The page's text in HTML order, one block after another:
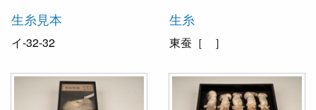
生糸見本
イ-32-32
生糸
東蚕［ ］